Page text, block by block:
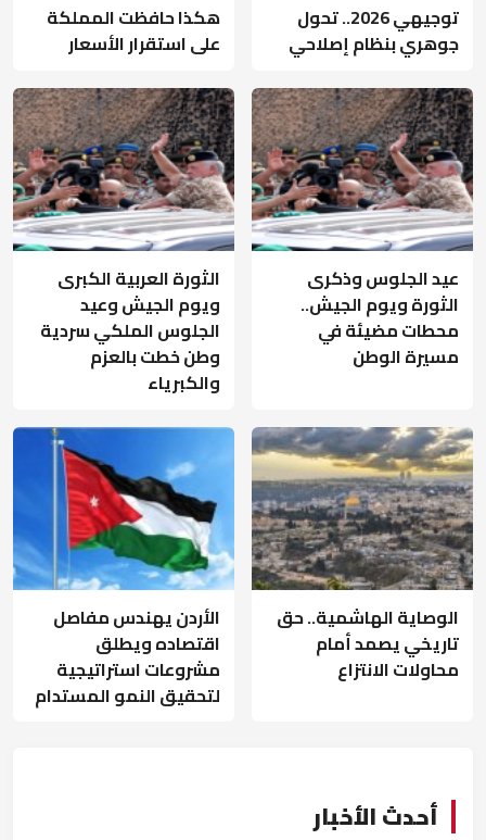
توجيهي 2026.. تحول
جوهري بنظام إصلاحي
هكذا حافظت المملكة
على استقرار الأسعار
عيد الجلوس وذكرى
الثورة ويوم الجيش..
محطات مضيئة في
مسيرة الوطن
الثورة العربية الكبرى
ويوم الجيش وعيد
الجلوس الملكي سردية
وطن خطت بالعزم
والكبرياء
الوصاية الهاشمية.. حق
تاريخي يصمد أمام
محاولات الانتزاع
الأردن يهندس مفاصل
اقتصاده ويطلق
مشروعات استراتيجية
لتحقيق النمو المستدام
أحدث الأخبار